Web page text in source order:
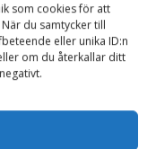
som cookies för att
du samtycker till
eller unika ID:n
om du återkallar ditt
tangenterna.
vit inbränning